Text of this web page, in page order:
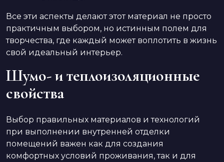
Все эти аспекты делают этот материал не просто
практичным выбором, но истинным полем для
творчества, где каждый может воплотить в жизнь
свой идеальный интерьер.
Шумо- и теплоизоляционные
свойства
Выбор правильных материалов и технологий
при выполнении внутренней отделки
помещений важен как для создания
комфортных условий проживания, так и для